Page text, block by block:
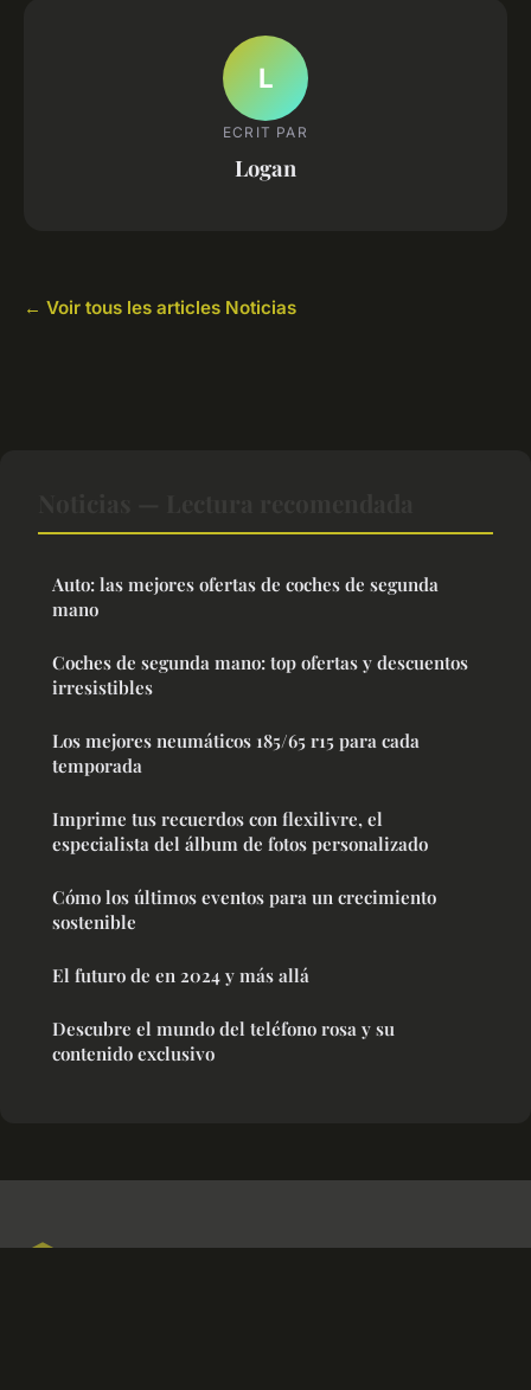
L
ECRIT PAR
Logan
← Voir tous les articles Noticias
Auto: las mejores ofertas de coches de segunda
mano
Coches de segunda mano: top ofertas y descuentos
irresistibles
Los mejores neumáticos 185/65 r15 para cada
temporada
Imprime tus recuerdos con flexilivre, el
especialista del álbum de fotos personalizado
Cómo los últimos eventos para un crecimiento
sostenible
El futuro de en 2024 y más allá
Descubre el mundo del teléfono rosa y su
contenido exclusivo
Atamanta